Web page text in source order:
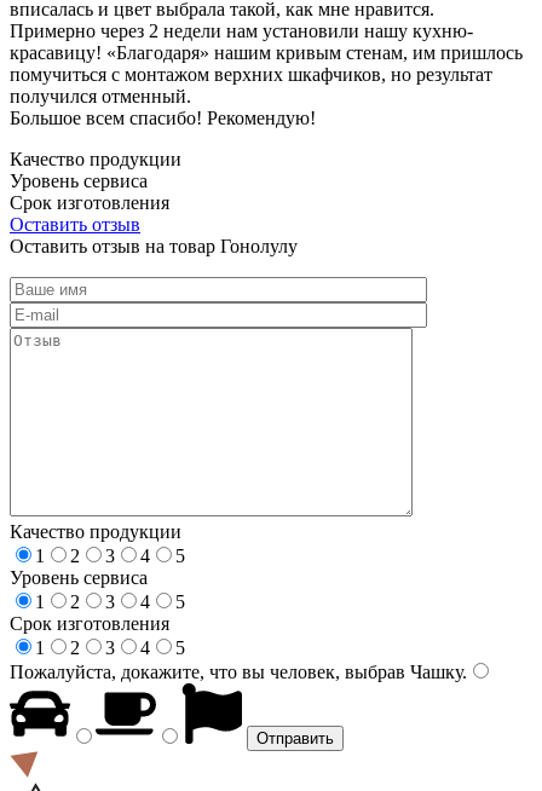
вписалась и цвет выбрала такой, как мне нравится.
Примерно через 2 недели нам установили нашу кухню-
красавицу! «Благодаря» нашим кривым стенам, им пришлось
помучиться с монтажом верхних шкафчиков, но результат
получился отменный.
Большое всем спасибо! Рекомендую!
Качество продукции
Уровень сервиса
Срок изготовления
Оставить отзыв
Оставить отзыв на товар Гонолулу
Качество продукции
1
2 3 4
5
Уровень сервиса
1
2 3 4
5
Срок изготовления
1
2 3 4
5
Пожалуйста, докажите, что вы человек, выбрав Чашку.